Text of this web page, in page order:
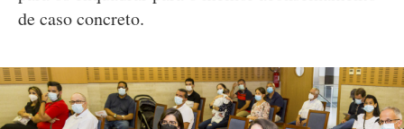
de caso concreto.